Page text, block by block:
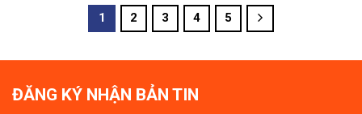
1 2 3 4 5
ĐĂNG KÝ NHẬN BẢN TIN